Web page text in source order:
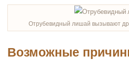
Отрубевидный лишай вызывают
Возможные